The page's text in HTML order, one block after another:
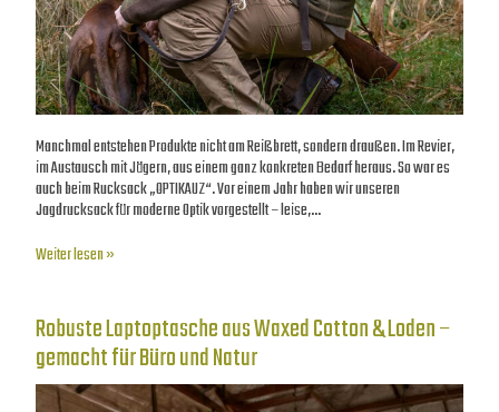
Manchmal entstehen Produkte nicht am Reißbrett, sondern draußen. Im Revier,
im Austausch mit Jägern, aus einem ganz konkreten Bedarf heraus. So war es
auch beim Rucksack „OPTIKAUZ“. Vor einem Jahr haben wir unseren
Jagdrucksack für moderne Optik vorgestellt – leise,…
Weiter lesen »
Robuste Laptoptasche aus Waxed Cotton & Loden –
gemacht für Büro und Natur